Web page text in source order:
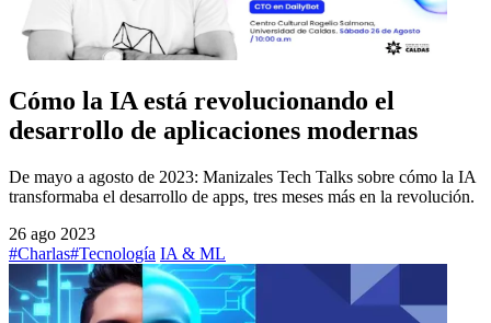
Cómo la IA está revolucionando el
desarrollo de aplicaciones modernas
De mayo a agosto de 2023: Manizales Tech Talks sobre cómo la IA
transformaba el desarrollo de apps, tres meses más en la revolución.
26 ago 2023
#Charlas#Tecnología IA & ML